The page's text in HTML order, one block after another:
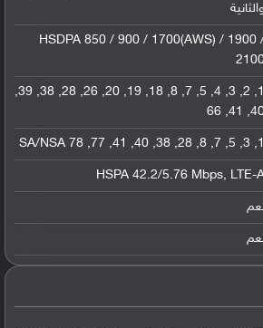
HSDPA 850 / 900 / 1700(AWS) / 1900
1, 2, 3, 4, 5, 7, 8, 18, 19, 20, 26, 28, 38, 39,
40, 41,
1, 3, 5, 7, 8, 28, 38, 40, 41, 77, 78 SA/NSA
HSPA 42.2/5.76 Mbps, LTE-